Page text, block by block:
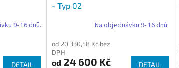
9- 16 dnů.
DETAIL
- Typ 02
Na objednávku 9- 16 dnů.
od 20 330,58 Kč bez
DPH
od 24 600 Kč DETAIL